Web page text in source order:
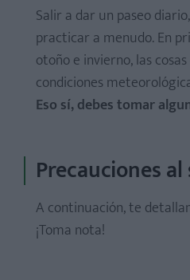
Salir a dar un paseo
practicar a menudo. En
otoño e invierno, las
condiciones
Eso sí,debes tomar
Precauciones
A continuación, te
¡Toma nota!